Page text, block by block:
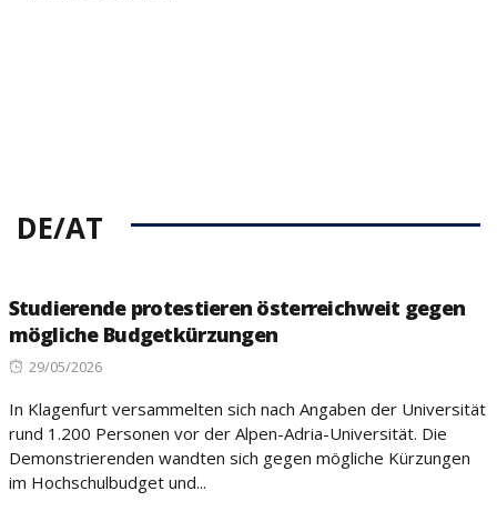
DE/AT
Studierende protestieren österreichweit gegen
mögliche Budgetkürzungen
Posted
29/05/2026
In Klagenfurt versammelten sich nach Angaben der Universität
rund 1.200 Personen vor der Alpen-Adria-Universität. Die
Demonstrierenden wandten sich gegen mögliche Kürzungen
im Hochschulbudget und...